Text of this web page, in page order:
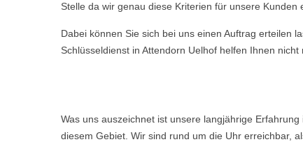
Stelle da wir genau diese Kriterien für unsere
Dabei können Sie sich bei uns einen Auftrag erteilen
Schlüsseldienst in Attendorn Uelhof helfen Ihnen
Was uns auszeichnet ist unsere langjährige
diesem Gebiet. Wir sind rund um die Uhr erreichbar,